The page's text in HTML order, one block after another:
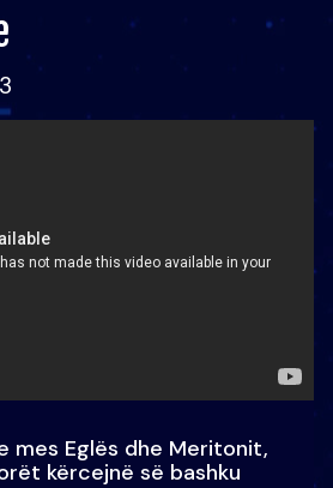
mes Eglës dhe Meritonit,
kërcejnë së bashku